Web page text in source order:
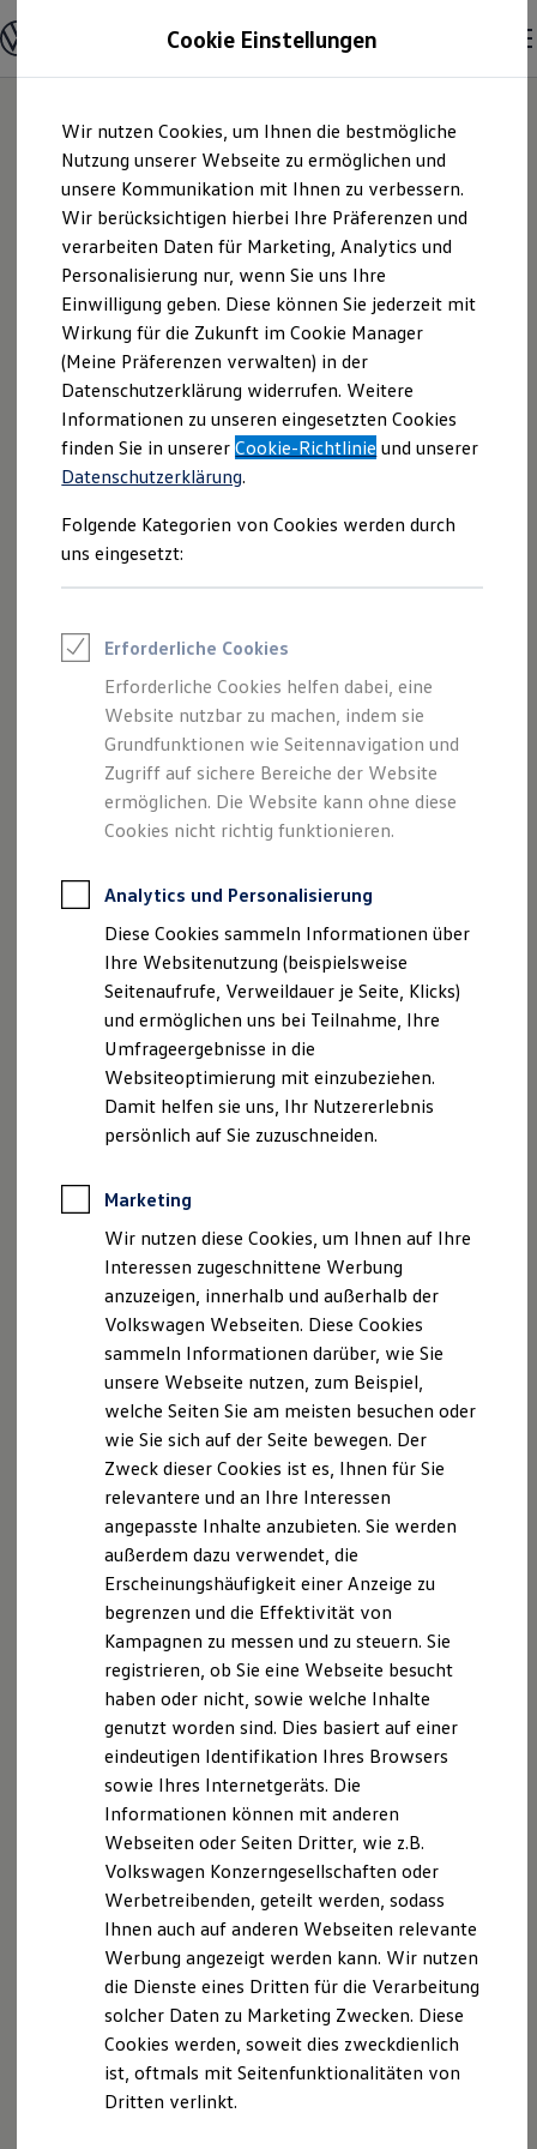
Hauptinhalt
springen
Footer
springen
Modelle und Konfigurator
Konfigurator
Modelle vergleichen
Elektroautos
ENERGY Sondermodelle
Nutzfahrzeuge
SUV und CUV
Familienautos
Kombis
Kompaktwagen
Sportwagen
Schnell verfügbare Fahrzeuge
Angebote und Produkte
Aktuelle Angebote
E-Auto-Förderung
Volkswagen Marktplatz
Die ENERGY Sondermodelle
Junge Gebrauchtwagen und Gebrauchtwagen
Volkswagen Zertifizierte Gebrauchtwagen
Elektromobilität bei Gebrauchtwagen
Saisonangebote
Reifenpakete
Leasing
Leasing-Angebote
Elektroauto Leasing
Kleinwagen-Leasing
Leasing ohne Anzahlung
Finanzierung
Autokredit mit Schlussrate
Versicherungen und Garantien
Kfz-Versicherung
Restschuldversicherungen
Garantien
Professional Class bei Volkswagen
Behörden
Direktkunden
Sonderfahrzeuge
Anpfiff zum Gewinn
Elektromobilität
Elektroautos
ID. Tutorials
Elektrofahrzeugkonzepte
ID. EVERY1
Reichweite
Rekuperation
Laden unterwegs
Laden Zuhause
Ladestationen finden
Ladezeitensimulator
Batterie
Sicherheit
Nachhaltigkeit
Technologie
Kosten und Kauf
Kaufoptionen
E-Auto-Förderung
Software und Konnektivität
Die ID. Software 6
ID. Software Versionen und Updates
Digitale Extras
Schnittstellen zu Ihrem ID.
Hybridautos
Marke und Erlebnis
Volkswagen R und R Experience
R-Modelle
R Experience
Driving Experience
Volkswagen entdecken
Werkbesichtigung
Lifestyle Shop
T-Roc Kollektion
Golf Kollektion
ID. Kollektion
Volkswagen Kollektion
R-Kollektion
GTI Kollektion
Fußball Drop
we drive football
#wedriveproud
Besitzer und Service
Software Updates
Service und Ersatzteile
Autohaus Friedrich
Barth GmbH & Co.
KG | Impressum &
Rechtliches
Hier finden Sie Informationen über uns
(Autohaus Friedrich Barth GmbH & Co.
KG) als verantwortlichen Anbieter von
Inhalten und Angeboten, die auf dieser
Impressum
Datenschutzerklärung
Nutzung von Terminbuchung Online
Impressum
Autohaus Friedrich Barth GmbH & Co. KG
Hörschweiler Straße 15
72296 Schopfloch
Telefon: 07443/968080
Fax: 07443/96808-88
E-Mail:info@barth-autohaus.de
Geschäftsführer/in: Friedrich Barth
USt.-ID: DE 812 405 102
Handelsregister: Amtsgericht Stuttgart HRA 440368
Versicherungsvermittlerregister: D-E84P-BN0ER-07
Hinweis gemäß § 36
Verbraucherstreitbeilegungsgesetz (VSBG)
Wir sind zur Teilnahme an einem
Streitbeilegungsverfahren vor einer
Verbraucherschlichtungsstelle weder bereit noch dazu
verpflichtet.
Wir haben für unser Unternehmen einen
Datenschutzbeauftragten bestellt.
TÜV SÜD Pluspunkt GmbH
c/o Datenschutzbeauftragter der
Autohaus Friedrich Barth GmbH & Co. KG
Wiesenring 2
D-04159 Leipzig
datenschutz@barth-autohaus.de
Datenschutzerklärung
A. Verantwortlicher
Wir freuen uns, dass Sie unsere Webseite der
Autohaus Friedrich Barth GmbH & Co. KG,
Hörschweiler Straße 15, 72296 Schopfloch,
datenschutz@barth-autohaus.de
, besuchen. Im
Folgenden informieren wir Sie über die Verarbeitung
Cookie Einstellungen
Wir nutzen Cookies, um Ihnen die bestmögliche
Nutzung unserer Webseite zu ermöglichen und
unsere Kommunikation mit Ihnen zu verbessern.
Wir berücksichtigen hierbei Ihre Präferenzen und
verarbeiten Daten für Marketing, Analytics und
Personalisierung nur, wenn Sie uns Ihre
Einwilligung geben. Diese können Sie jederzeit mit
Wirkung für die Zukunft im Cookie Manager
(Meine Präferenzen verwalten) in der
Datenschutzerklärung widerrufen. Weitere
Informationen zu unseren eingesetzten Cookies
finden Sie in unsererCookie-Richtlinie und unserer
Datenschutzerklärung.
Folgende Kategorien von Cookies werden durch
uns eingesetzt:
Erforderliche Cookies
Erforderliche Cookies helfen dabei, eine
Website nutzbar zu machen, indem sie
Grundfunktionen wie Seitennavigation und
Zugriff auf sichere Bereiche der Website
ermöglichen. Die Website kann ohne diese
Cookies nicht richtig funktionieren.
Analytics und Personalisierung
Diese Cookies sammeln Informationen über
Ihre Websitenutzung (beispielsweise
Seitenaufrufe, Verweildauer je Seite, Klicks)
und ermöglichen uns bei Teilnahme, Ihre
Umfrageergebnisse in die
Websiteoptimierung mit einzubeziehen.
Damit helfen sie uns, Ihr Nutzererlebnis
persönlich auf Sie zuzuschneiden.
Marketing
Wir nutzen diese Cookies, um Ihnen auf Ihre
Interessen zugeschnittene Werbung
anzuzeigen, innerhalb und außerhalb der
Volkswagen Webseiten. Diese Cookies
sammeln Informationen darüber, wie Sie
unsere Webseite nutzen, zum Beispiel,
welche Seiten Sie am meisten besuchen oder
wie Sie sich auf der Seite bewegen. Der
Zweck dieser Cookies ist es, Ihnen für Sie
relevantere und an Ihre Interessen
angepasste Inhalte anzubieten. Sie werden
außerdem dazu verwendet, die
Erscheinungshäufigkeit einer Anzeige zu
begrenzen und die Effektivität von
Kampagnen zu messen und zu steuern. Sie
registrieren, ob Sie eine Webseite besucht
haben oder nicht, sowie welche Inhalte
genutzt worden sind. Dies basiert auf einer
eindeutigen Identifikation Ihres Browsers
sowie Ihres Internetgeräts. Die
Informationen können mit anderen
Webseiten oder Seiten Dritter, wie z.B.
Volkswagen Konzerngesellschaften oder
Werbetreibenden, geteilt werden, sodass
Ihnen auch auf anderen Webseiten relevante
Werbung angezeigt werden kann. Wir nutzen
die Dienste eines Dritten für die Verarbeitung
solcher Daten zu Marketing Zwecken. Diese
Cookies werden, soweit dies zweckdienlich
ist, oftmals mit Seitenfunktionalitäten von
Dritten verlinkt.